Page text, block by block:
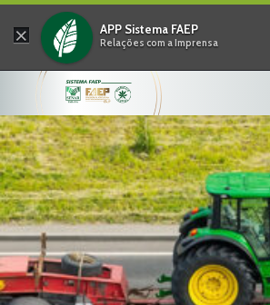
× APP Sistema FAEP
Relações com a Imprensa